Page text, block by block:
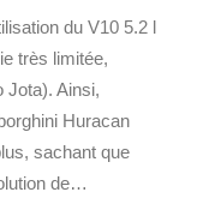
du V10 5.2 l
très limitée,
Jota). Ainsi,
Huracan
sachant que
de…